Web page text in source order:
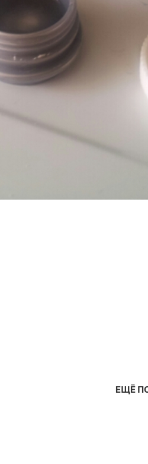
ЕЩЁ